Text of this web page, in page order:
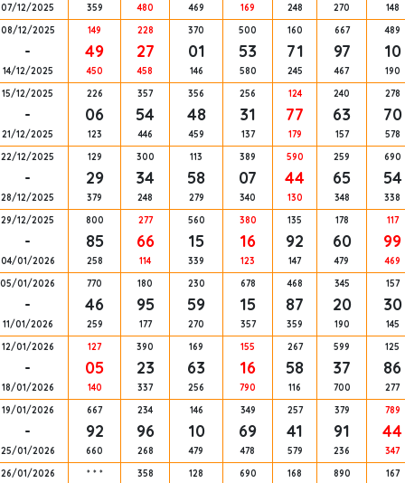
07/12/2025 359 480 469 169 248 270
148
08/12/2025
-
14/12/2025
149
49
450
228
27
458
370
01
146
500
53
580
160
71
245
667
97
467
489
10
190
15/12/2025
-
21/12/2025
226
06
123
357
54
446
356
48
459
256
31
137
124
77
179
240
63
157
278
70
578
22/12/2025
-
28/12/2025
129
29
379
300
34
248
113
58
279
389
07
340
590
44
130
259
65
348
690
54
338
29/12/2025
-
04/01/2026
800
85
258
277
66
114
560
15
339
380
16
123
135
92
147
178
60
479
117
99
469
05/01/2026
-
11/01/2026
770
46
259
180
95
177
230
59
270
678
15
357
468
87
359
345
20
190
157
30
145
12/01/2026
-
18/01/2026
127
05
140
390
23
337
169
63
256
155
16
790
267
58
116
599
37
700
125
86
277
19/01/2026
-
25/01/2026
667
92
660
234
96
268
146
10
479
349
69
478
257
41
579
379
91
236
789
44
347
26/01/2026
* * * 358 128 690 168 890 167